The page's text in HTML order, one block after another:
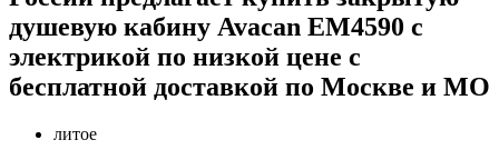
душевую кабину Avacan EM4590 с
электрикой по низкой цене с
бесплатной доставкой по Москве и МО
литое